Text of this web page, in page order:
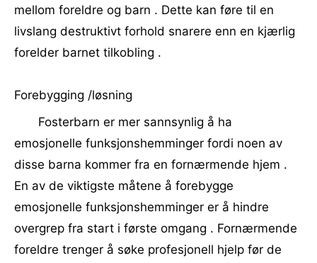
mellom foreldre og barn . Dette kan føre til en
livslang destruktivt forhold snarere enn en kjærlig
forelder barnet tilkobling .
Forebygging /løsning
Fosterbarn er mer sannsynlig å ha
emosjonelle funksjonshemminger fordi noen av
disse barna kommer fra en fornærmende hjem .
En av de viktigste måtene å forebygge
emosjonelle funksjonshemminger er å hindre
overgrep fra start i første omgang . Fornærmende
foreldre trenger å søke profesjonell hjelp før de